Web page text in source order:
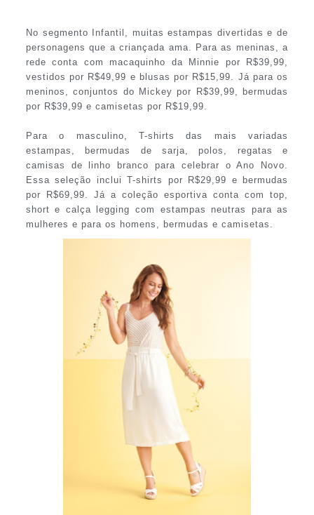
No segmento Infantil, muitas estampas divertidas e de
personagens que a criançada ama. Para as meninas, a
rede conta com macaquinho da Minnie por R$39,99,
vestidos por R$49,99 e blusas por R$15,99. Já para os
meninos, conjuntos do Mickey por R$39,99, bermudas
por R$39,99 e camisetas por R$19,99.
Para o masculino, T-shirts das mais variadas
estampas, bermudas de sarja, polos, regatas e
camisas de linho branco para celebrar o Ano Novo.
Essa seleção inclui T-shirts por R$29,99 e bermudas
por R$69,99. Já a coleção esportiva conta com top,
short e calça legging com estampas neutras para as
mulheres e para os homens, bermudas e camisetas.